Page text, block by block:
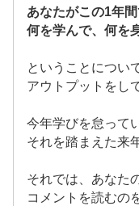
あなたがこの1年
何を学んで、何を
ということについ
アウトプットをし
今年学びを怠って
それを踏まえた来
それでは、あなた
コメントを読むの